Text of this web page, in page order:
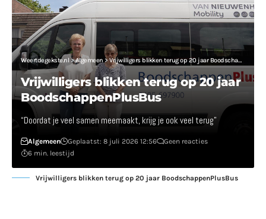
Weertdegekste.nl >Algemeen >Vrijwilligers blikken terug op 20 jaar BoodschappenPlusBus
Vrijwilligers blikken terug op 20 jaar
BoodschappenPlusBus
“Doordat je veel samen meemaakt, krijg je ook veel terug”
Algemeen Geplaatst: 8 juli 2026 12:56
Geen reacties
6 min. leestijd
Vrijwilligers blikken terug op 20 jaar BoodschappenPlusBus